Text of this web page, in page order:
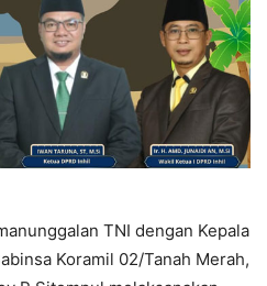
TNI dengan Kepala
Koramil 02/Tanah Merah,